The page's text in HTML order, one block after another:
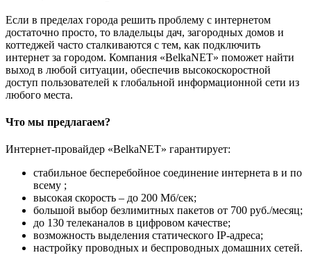
Если в пределах города решить проблему с интернетом
достаточно просто, то владельцы дач, загородных домов и
коттеджей часто сталкиваются с тем, как подключить
интернет за городом. Компания «BelkaNET» поможет найти
выход в любой ситуации, обеспечив высокоскоростной
доступ пользователей к глобальной информационной сети из
любого места.
Что мы предлагаем?
Интернет-провайдер «BelkaNET» гарантирует:
стабильное бесперебойное соединение интернета в и по
всему ;
высокая скорость – до 200 Мб/сек;
большой выбор безлимитных пакетов от 700 руб./месяц;
до 130 телеканалов в цифровом качестве;
возможность выделения статического IP-адреса;
настройку проводных и беспроводных домашних сетей.